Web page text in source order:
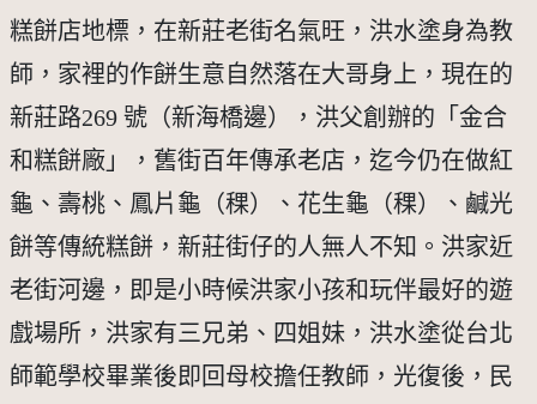
糕餅店地標，在新莊老街名氣旺，洪水塗身為教
師，家裡的作餅生意自然落在大哥身上，現在的
新莊路269 號（新海橋邊），洪父創辦的「金合
和糕餅廠」，舊街百年傳承老店，迄今仍在做紅
龜、壽桃、鳳片龜（稞）、花生龜（稞）、鹹光
餅等傳統糕餅，新莊街仔的人無人不知。洪家近
老街河邊，即是小時候洪家小孩和玩伴最好的遊
戲場所，洪家有三兄弟、四姐妹，洪水塗從台北
師範學校畢業後即回母校擔任教師，光復後，民